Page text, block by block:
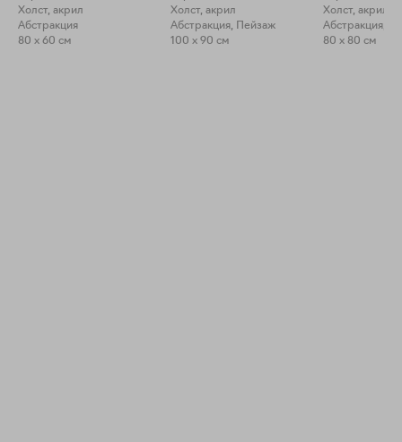
Холст, акрил
Абстракция
80 x 60 см
Холст, акрил
Абстракция, Пейзаж
100 x 90 см
Холст, акрил
Абстракция,
80 x 80 см